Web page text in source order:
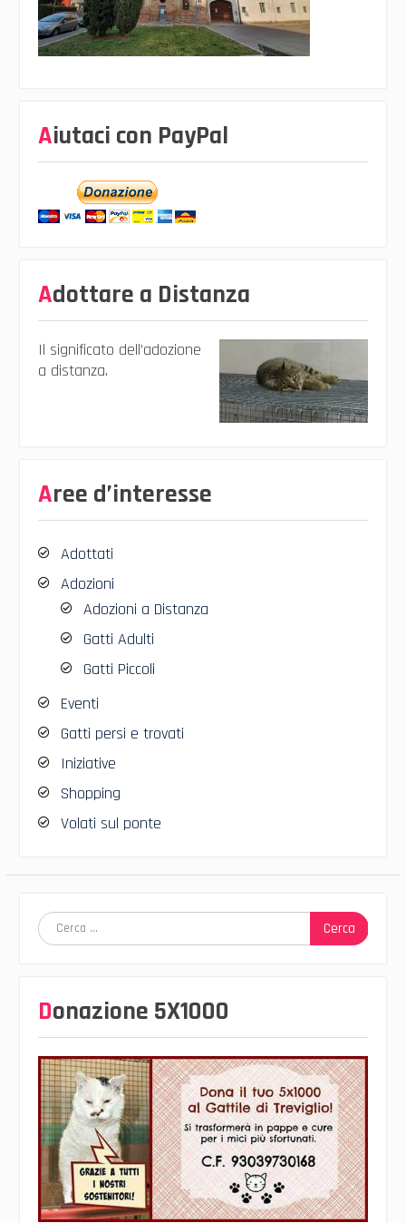
Aiutaci con PayPal
Adottare a Distanza
Il significato dell’adozione
a distanza.
Aree d’interesse
Adottati
Adozioni
Adozioni a Distanza
Gatti Adulti
Gatti Piccoli
Eventi
Gatti persi e trovati
Iniziative
Shopping
Volati sul ponte
Ricerca
per:
Donazione 5X1000